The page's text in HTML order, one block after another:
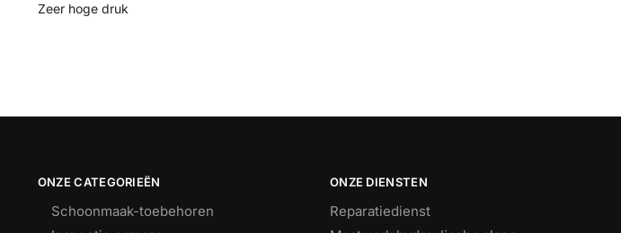
Zeer hoge druk
ONZE CATEGORIEËN
Schoonmaak-toebehoren
ONZE DIENSTEN
Reparatiedienst